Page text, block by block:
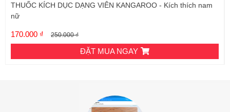
THUỐC KÍCH DỤC DẠNG VIÊN KANGAROO - Kích thích nam
nữ
170.000 ₫ 250.000 ₫
ĐẶT MUA NGAY